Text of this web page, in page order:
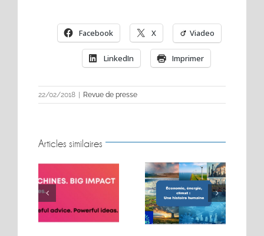
Facebook X Viadeo
LinkedIn Imprimer
22/02/2018 | Revue de presse
Articles similaires